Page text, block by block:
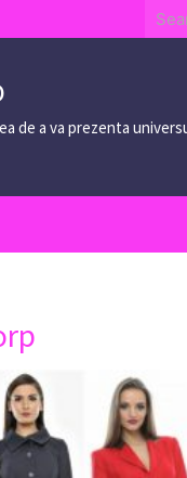
for:
de a va prezenta